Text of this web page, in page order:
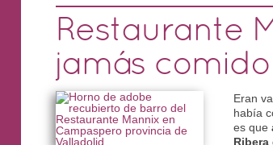
Restaurante
jamás comido
Eran
había
es que
Ribera